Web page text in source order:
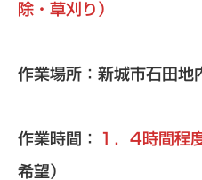
除・草刈り）
作業場所：新城市石田地
作業時間： １． 4時間程
希望）